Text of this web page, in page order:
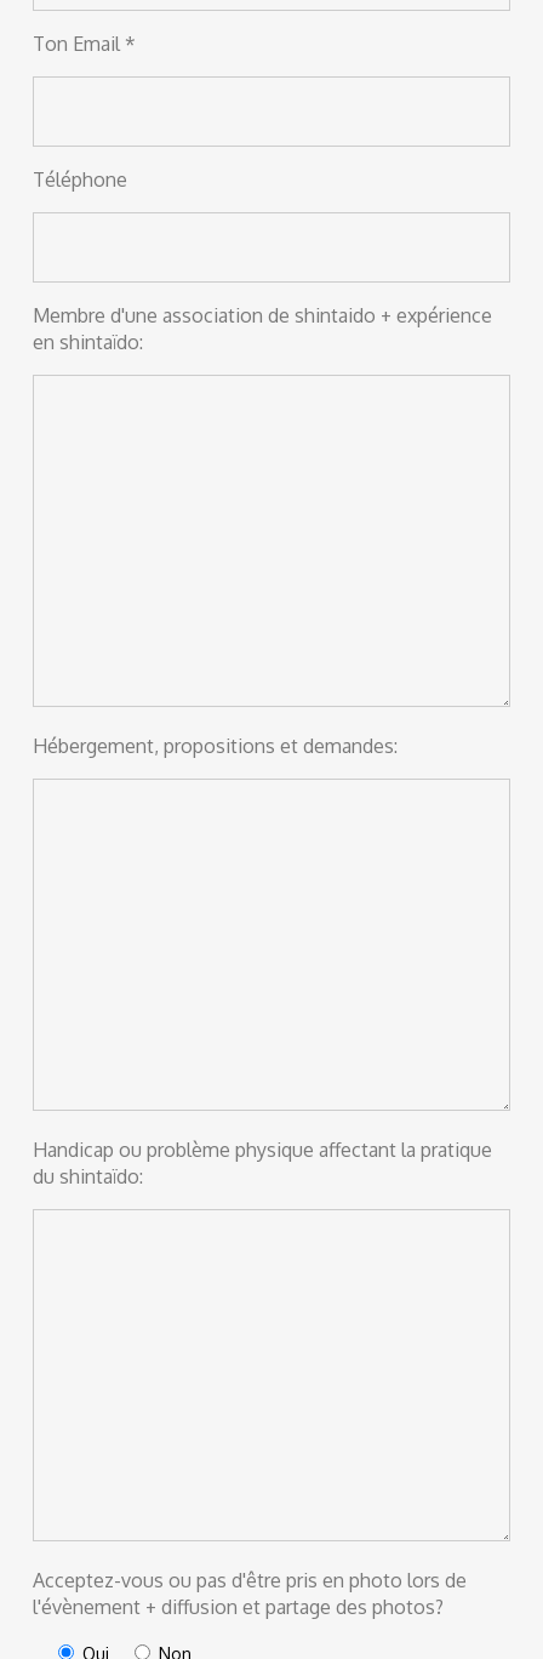
Ton Email *
Téléphone
Membre d'une association de shintaido + expérience
en shintaïdo:
Hébergement, propositions et demandes:
Handicap ou problème physique affectant la pratique
du shintaïdo:
Acceptez-vous ou pas d'être pris en photo lors de
l'évènement + diffusion et partage des photos?
Oui Non